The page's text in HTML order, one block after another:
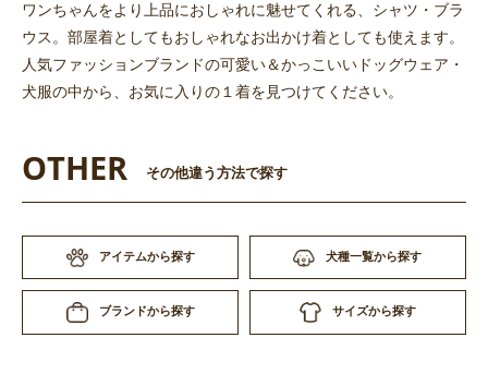
ワンちゃんをより上品におしゃれに魅せてくれる、シャツ・ブラ
ウス。部屋着としてもおしゃれなお出かけ着としても使えます。
人気ファッションブランドの可愛い＆かっこいいドッグウェア・
犬服の中から、お気に入りの１着を見つけてください。
OTHER その他違う方法で探す
アイテムから探す 犬種一覧から探す
ブランドから探す サイズから探す